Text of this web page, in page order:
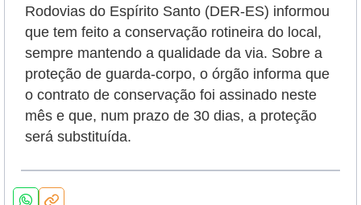
Rodovias do Espírito Santo (DER-ES) informou
que tem feito a conservação rotineira do local,
sempre mantendo a qualidade da via. Sobre a
proteção de guarda-corpo, o órgão informa que
o contrato de conservação foi assinado neste
mês e que, num prazo de 30 dias, a proteção
será substituída.